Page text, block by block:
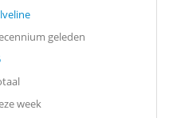
geleden
week